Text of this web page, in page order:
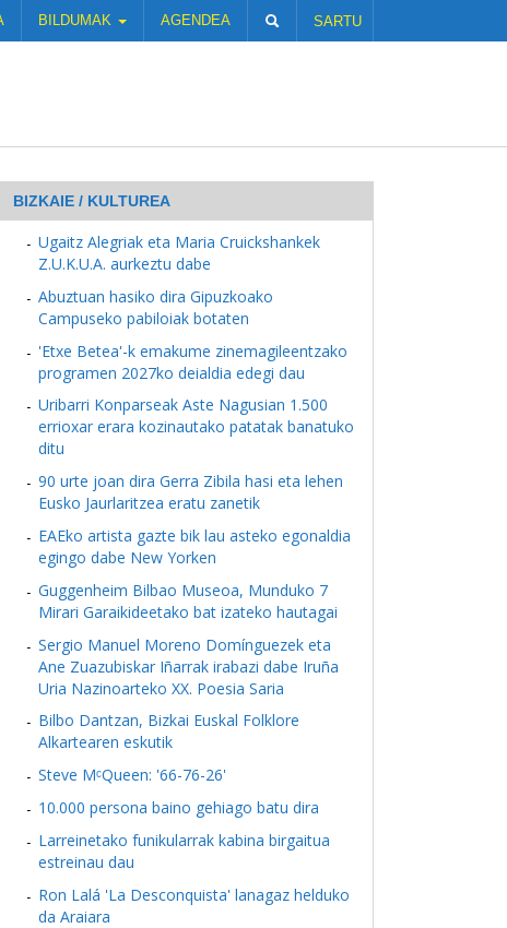
BILDUMAK AGENDEA SARTU
BIZKAIE / KULTUREA
Ugaitz Alegriak eta Maria Cruickshankek
Z.U.K.U.A. aurkeztu dabe
Abuztuan hasiko dira Gipuzkoako
Campuseko pabiloiak botaten
'Etxe Betea'-k emakume zinemagileentzako
programen 2027ko deialdia edegi dau
Uribarri Konparseak Aste Nagusian 1.500
errioxar erara kozinautako patatak banatuko
ditu
90 urte joan dira Gerra Zibila hasi eta lehen
Eusko Jaurlaritzea eratu zanetik
EAEko artista gazte bik lau asteko egonaldia
egingo dabe New Yorken
Guggenheim Bilbao Museoa, Munduko 7
Mirari Garaikideetako bat izateko hautagai
Sergio Manuel Moreno Domínguezek eta
Ane Zuazubiskar Iñarrak irabazi dabe Iruña
Uria Nazinoarteko XX. Poesia Saria
Bilbo Dantzan, Bizkai Euskal Folklore
Alkartearen eskutik
Steve MᶜQueen: '66-76-26'
10.000 persona baino gehiago batu dira
Larreinetako funikularrak kabina birgaitua
estreinau dau
Ron Lalá 'La Desconquista' lanagaz helduko
da Araiara